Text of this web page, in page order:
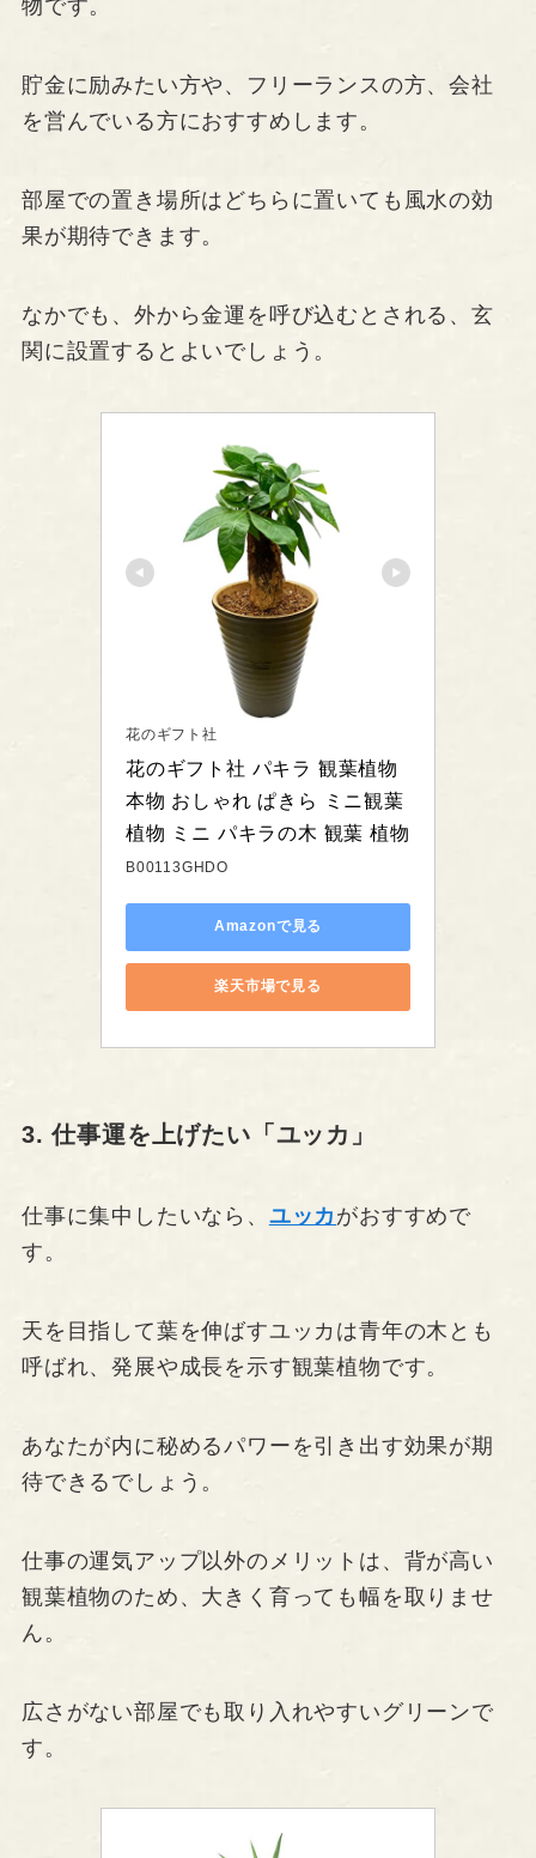
物です。
貯金に励みたい方や、フリーランスの方、会社
を営んでいる方におすすめします。
部屋での置き場所はどちらに置いても風水の効
果が期待できます。
なかでも、外から金運を呼び込むとされる、玄
関に設置するとよいでしょう。
花のギフト社
花のギフト社 パキラ 観葉植物
本物 おしゃれ ぱきら ミニ観葉
植物 ミニ パキラの木 観葉 植物
B00113GHDO
Amazonで見る
楽天市場で見る
3. 仕事運を上げたい「ユッカ」
仕事に集中したいなら、 ユッカ がおすすめで
す。
天を目指して葉を伸ばすユッカは青年の木とも
呼ばれ、発展や成長を示す観葉植物です。
あなたが内に秘めるパワーを引き出す効果が期
待できるでしょう。
仕事の運気アップ以外のメリットは、背が高い
観葉植物のため、大きく育っても幅を取りませ
ん。
広さがない部屋でも取り入れやすいグリーンで
す。